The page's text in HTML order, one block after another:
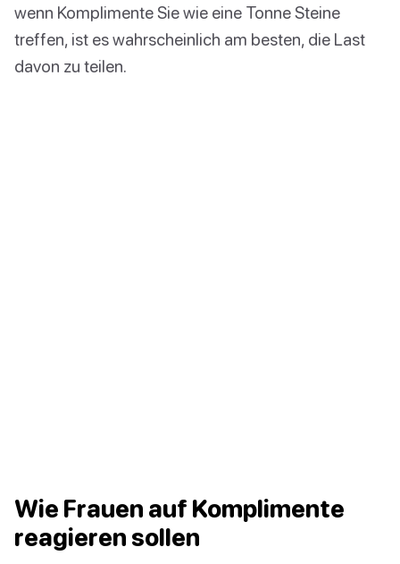
wenn Komplimente Sie wie eine Tonne Steine
treffen, ist es wahrscheinlich am besten, die Last
davon zu teilen.
Wie Frauen auf Komplimente
reagieren sollen